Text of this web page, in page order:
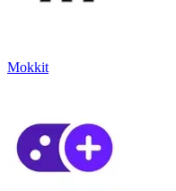
Mokkit